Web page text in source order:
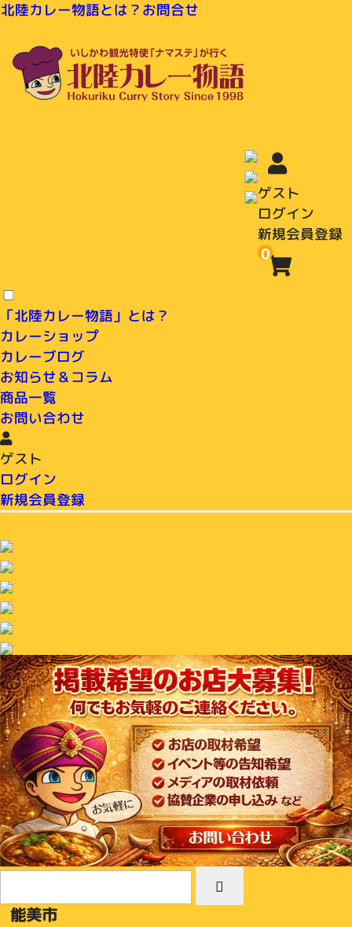
北陸カレー物語とは？お問合せ
ゲスト
ログイン
新規会員登録
0
「北陸カレー物語」とは？
カレーショップ
カレーブログ
お知らせ＆コラム
商品一覧
お問い合わせ
ゲスト
ログイン
新規会員登録
能美市